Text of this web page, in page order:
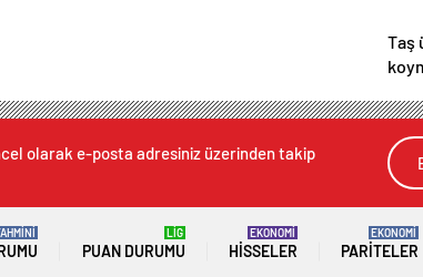
Taş
olarak e-posta adresiniz üzerinden takip
PUAN DURUMU
LİG
HISSELER
EKONOMİ
PARITELER
EKONOMİ